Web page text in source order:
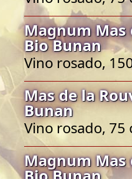
Magnum Mas
Bio Bunan
Vino rosado,
Mas de la
Bunan
Vino rosado, 75
Magnum Mas